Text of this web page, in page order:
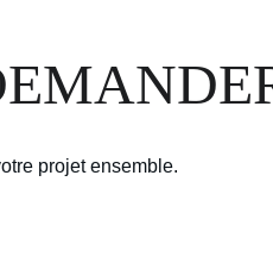
projet ensemble.